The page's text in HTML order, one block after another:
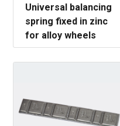
Universal balancing
spring fixed in zinc
for alloy wheels